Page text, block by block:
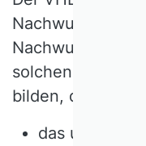
solchen
bilden, durch
das